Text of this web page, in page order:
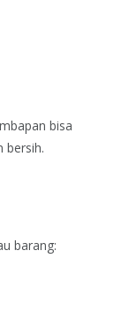
bisa
bersih.
barang: